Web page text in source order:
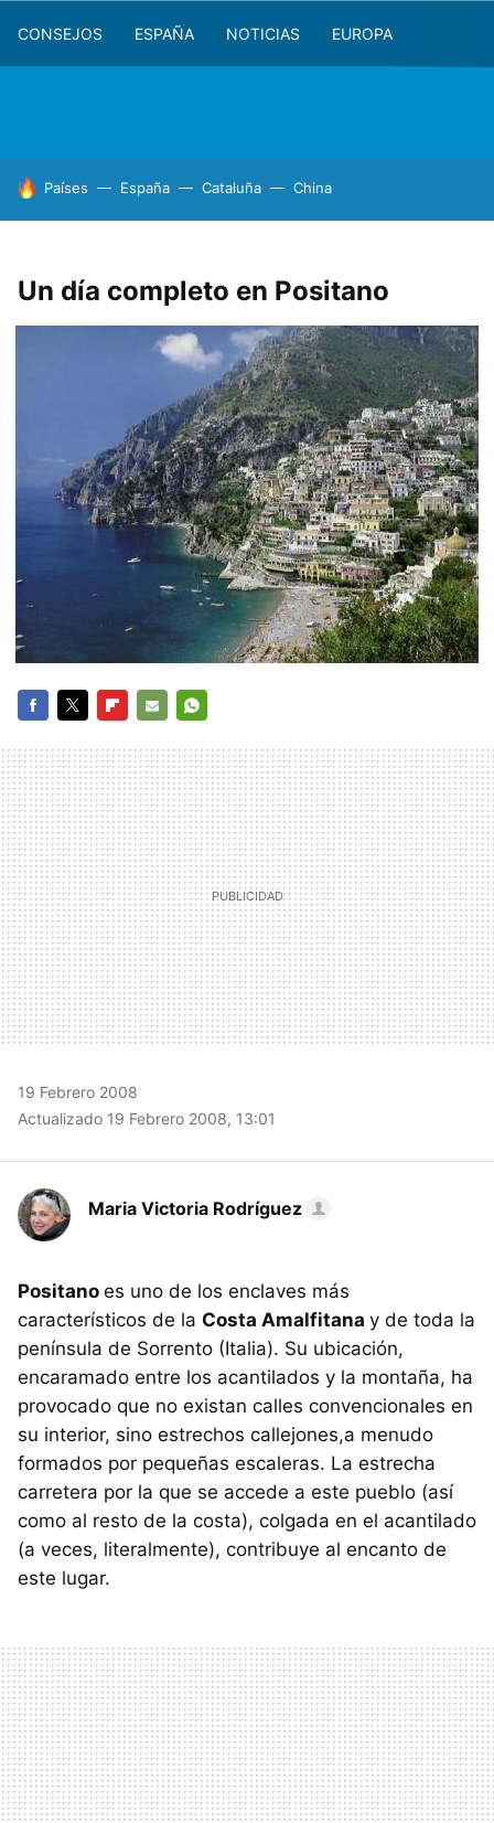
CONSEJOS ESPAÑA NOTICIAS EUROPA
HOY SE HABLA DE
Países España Cataluña China
Un día completo en Positano
MAIL
19 Febrero 2008
Actualizado 19 Febrero 2008, 13:01
Maria Victoria Rodríguez
Positano es uno de los enclaves más
característicos de la Costa Amalfitana y de toda la
península de Sorrento (Italia). Su ubicación,
encaramado entre los acantilados y la montaña, ha
provocado que no existan calles convencionales en
su interior, sino estrechos callejones,a menudo
formados por pequeñas escaleras. La estrecha
carretera por la que se accede a este pueblo (así
como al resto de la costa), colgada en el acantilado
(a veces, literalmente), contribuye al encanto de
este lugar.